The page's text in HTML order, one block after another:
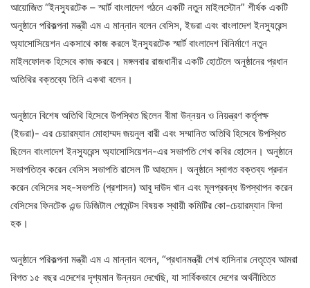
আয়োজিত “ইনস্যুরটেক – স্মার্ট বাংলাদেশ গঠনে একটি নতুন মাইলস্টোন” শীর্ষক একটি
অনুষ্ঠানে পরিকল্পনা মন্ত্রী এম এ মান্নান বলেন বেসিস, ইডরা এবং বাংলাদেশ ইনস্যুরেন্স
অ্যাসোসিয়েশন একসাথে কাজ করলে ইনস্যুরটেক স্মার্ট বাংলাদেশ বিনির্মাণে নতুন
মাইলফোলক হিসেবে কাজ করবে। মঙ্গলবার রাজধানীর একটি হোটেলে অনুষ্ঠানের প্রধান
অতিথির বক্তব্যে তিনি একথা বলেন।
অনুষ্ঠানে বিশেষ অতিথি হিসেবে উপস্থিত ছিলেন বীমা উন্নয়ন ও নিয়ন্ত্রণ কর্তৃপক্ষ
(ইডরা)- এর চেয়ারম্যান মোহাম্মদ জয়নুল বারী এবং সম্মানিত অতিথি হিসেবে উপস্থিত
ছিলেন বাংলাদেশ ইনস্যুরেন্স অ্যাসোসিয়েশন-এর সভাপতি শেখ কবির হোসেন। অনুষ্ঠানে
সভাপতিত্ব করেন বেসিস সভাপতি রাসেল টি আহমেদ। অনুষ্ঠানে স্বাগত বক্তব্য প্রদান
করেন বেসিসের সহ-সভপতি (প্রশাসন) আবু দাউদ খান এবং মূলপ্রবন্ধ উপস্থাপন করেন
বেসিসের ফিনটেক এন্ড ডিজিটাল পেমেন্টস বিষয়ক স্থায়ী কমিটির কো-চেয়ারম্যান ফিদা
হক।
অনুষ্ঠানে পরিকল্পনা মন্ত্রী এম এ মান্নান বলেন, “প্রধানমন্ত্রী শেখ হাসিনার নেতৃত্বে আমরা
বিগত ১৫ বছর এদেশের দৃশ্যমান উন্নয়ন দেখেছি, যা সার্বিকভাবে দেশের অর্থনীতিতে